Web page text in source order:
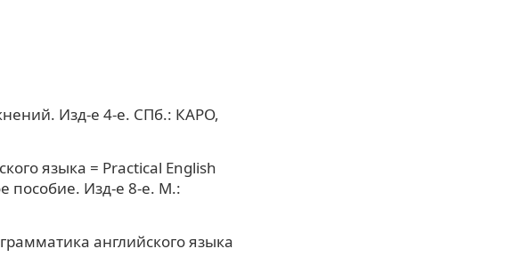
Изд-е 4-е. СПб.: КАРО,
языка = Practical English
пособие. Изд-е 8-е. М.:
английского языка